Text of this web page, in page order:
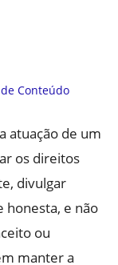
atuação de um
os direitos
divulgar
honesta, e não
ou
manter a